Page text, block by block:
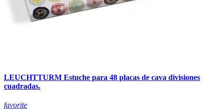
LEUCHTTURM Estuche para 48 placas de cava divisiones
cuadradas.
favorite